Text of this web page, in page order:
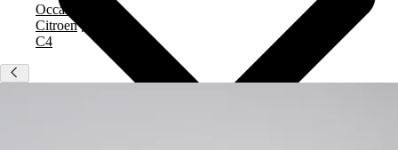
Occasions
Citroen
C4